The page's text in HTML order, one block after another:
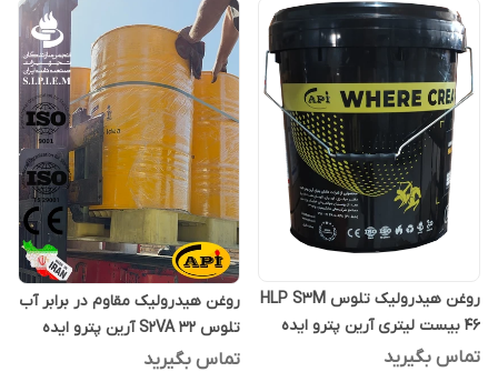
روغن هیدرولیک تلوس HLP S3M
46 بیست لیتری آرین پترو ایده
تماس بگیرید
روغن هیدرولیک مقاوم در برابر آب
تلوس S2VA 32 آرین پترو ایده
بشکه 208 لیتری
تماس بگیرید